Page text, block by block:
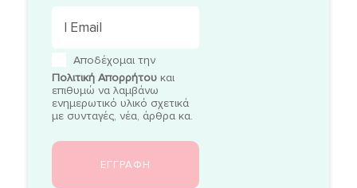
Αποδέχομαι την
Πολιτική Απορρήτου και
επιθυμώ να λαμβάνω
ενημερωτικό υλικό σχετικά
με συνταγές, νέα, άρθρα κα.